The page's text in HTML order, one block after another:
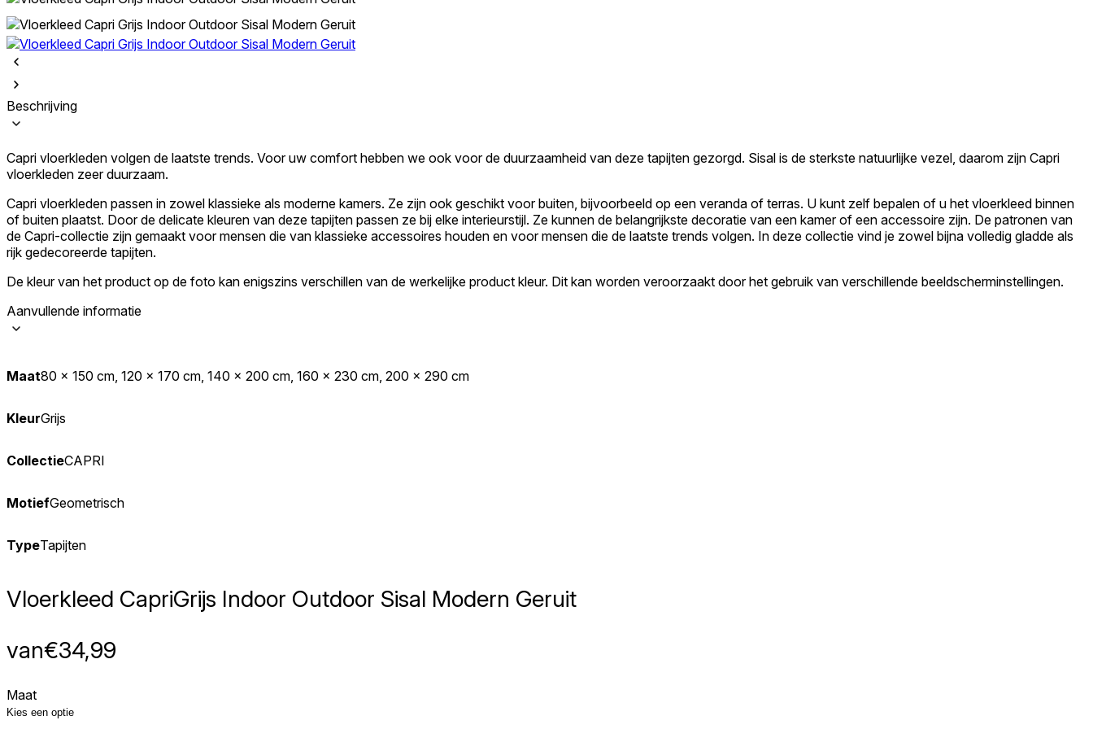
Beschrijving
Capri vloerkleden volgen de laatste trends. Voor uw comfort hebben we ook voor de duurzaamheid van deze tapijten gezorgd. Sisal is de sterkste natuurlijke vezel, daarom zijn Capri
vloerkleden zeer duurzaam.
Capri vloerkleden passen in zowel klassieke als moderne kamers. Ze zijn ook geschikt voor buiten, bijvoorbeeld op een veranda of terras. U kunt zelf bepalen of u het vloerkleed binnen
of buiten plaatst. Door de delicate kleuren van deze tapijten passen ze bij elke interieurstijl. Ze kunnen de belangrijkste decoratie van een kamer of een accessoire zijn. De patronen van
de Capri-collectie zijn gemaakt voor mensen die van klassieke accessoires houden en voor mensen die de laatste trends volgen. In deze collectie vind je zowel bijna volledig gladde als
rijk gedecoreerde tapijten.
De kleur van het product op de foto kan enigszins verschillen van de werkelijke product kleur. Dit kan worden veroorzaakt door het gebruik van verschillende beeldscherminstellingen.
Aanvullende informatie
Maat80 x 150 cm, 120 x 170 cm, 140 x 200 cm, 160 x 230 cm, 200 x 290 cm
KleurGrijs
CollectieCAPRI
MotiefGeometrisch
TypeTapijten
Vloerkleed CapriGrijs Indoor Outdoor Sisal Modern Geruit
van€34,99
Maat